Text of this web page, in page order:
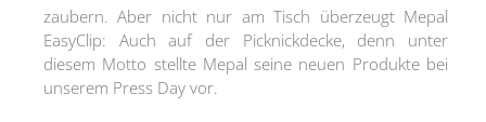
zaubern. Aber nicht nur am Tisch überzeugt Mepal
EasyClip: Auch auf der Picknickdecke, denn unter
diesem Motto stellte Mepal seine neuen Produkte bei
unserem Press Day vor.